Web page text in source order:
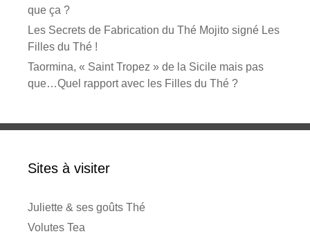
que ça ?
Les Secrets de Fabrication du Thé Mojito signé Les
Filles du Thé !
Taormina, « Saint Tropez » de la Sicile mais pas
que…Quel rapport avec les Filles du Thé ?
Sites à visiter
Juliette & ses goûts Thé
Volutes Tea